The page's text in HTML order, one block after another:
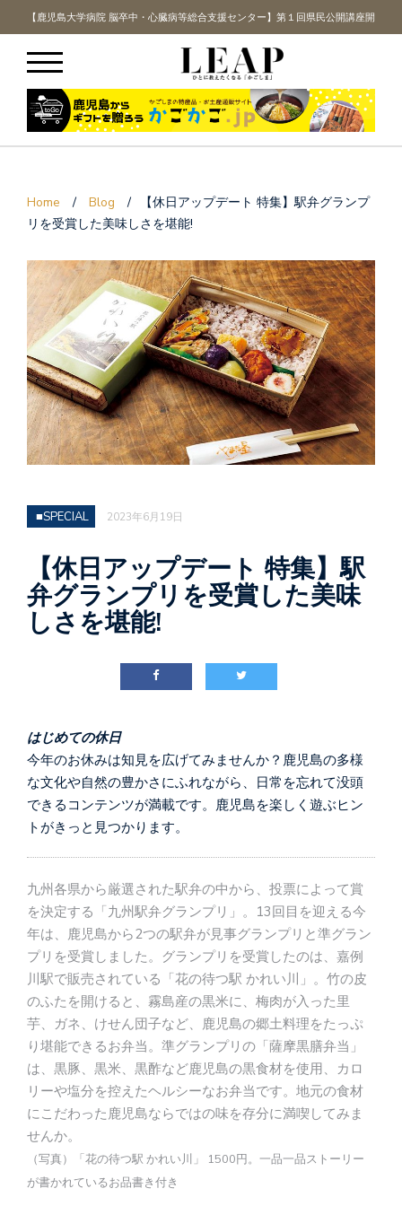
【鹿児島大学病院 脳卒中・心臓病等総合支援センター】第１回県民公開講座開
Home / Blog /
【休日アップデート 特集】駅弁グランプ
リを受賞した美味しさを堪能!
■SPECIAL 2023年6月19日
【休日アップデート 特集】駅
弁グランプリを受賞した美味
しさを堪能!
はじめての休日
今年のお休みは知見を広げてみませんか？鹿児島の多様
な文化や自然の豊かさにふれながら、日常を忘れて没頭
できるコンテンツが満載です。鹿児島を楽しく遊ぶヒン
トがきっと見つかります。
九州各県から厳選された駅弁の中から、投票によって賞
を決定する「九州駅弁グランプリ」。13回目を迎える今
年は、鹿児島から2つの駅弁が見事グランプリと準グラン
プリを受賞しました。グランプリを受賞したのは、嘉例
川駅で販売されている「花の待つ駅 かれい川」。竹の皮
のふたを開けると、霧島産の黒米に、梅肉が入った里
芋、ガネ、けせん団子など、鹿児島の郷土料理をたっぷ
り堪能できるお弁当。準グランプリの「薩摩黒膳弁当」
は、黒豚、黒米、黒酢など鹿児島の黒食材を使用、カロ
リーや塩分を控えたヘルシーなお弁当です。地元の食材
にこだわった鹿児島ならではの味を存分に満喫してみま
せんか。
（写真）「花の待つ駅 かれい川」 1500円。一品一品ストーリー
が書かれているお品書き付き